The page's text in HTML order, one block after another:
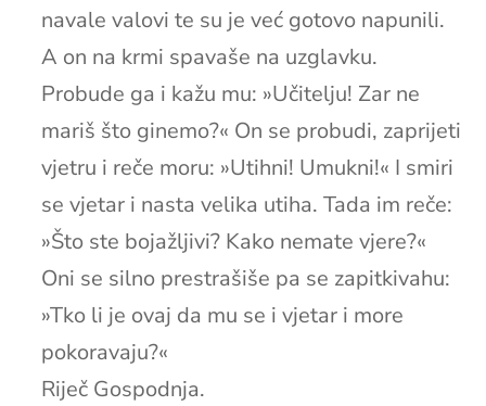
navale valovi te su je već gotovo napunili.
A on na krmi spavaše na uzglavku.
Probude ga i kažu mu: »Učitelju! Zar ne
mariš što ginemo?« On se probudi, zaprijeti
vjetru i reče moru: »Utihni! Umukni!« I smiri
se vjetar i nasta velika utiha. Tada im reče:
»Što ste bojažljivi? Kako nemate vjere?«
Oni se silno prestrašiše pa se zapitkivahu:
»Tko li je ovaj da mu se i vjetar i more
pokoravaju?«
Riječ Gospodnja.